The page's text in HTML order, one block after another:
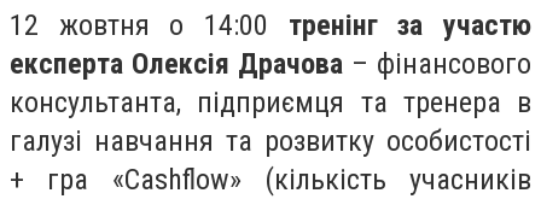
12 жовтня о 14:00 тренінг за участю
експерта Олексія Драчова – фінансового
консультанта, підприємця та тренера в
галузі навчання та розвитку особистості
+ гра «Cashflow» (кількість учасників